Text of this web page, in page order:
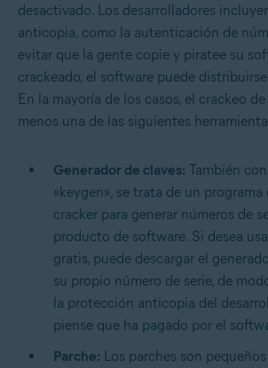
desactivado. Los desarrolladores
anticopia, como la autenticación de
evitar que la gente copie y piratee su
crackeado, el software puede
En la mayoría de los casos, el crackeo
menos una de las siguientes
Generador de claves: También
«keygen», se trata de un programa
cracker para generar números de
producto de software. Si desea
gratis, puede descargar el
su propio número de serie, de
la protección anticopia del
piense que ha pagado por el
Parche: Los parches son